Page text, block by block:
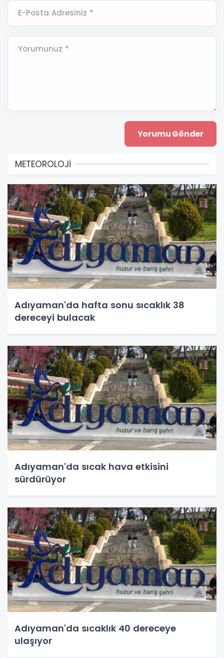
E-Posta Adresiniz *
Yorumunuz *
METEOROLOJİ
Adıyaman'da hafta sonu sıcaklık 38
dereceyi bulacak
Adıyaman'da sıcak hava etkisini
sürdürüyor
Adıyaman'da sıcaklık 40 dereceye
ulaşıyor